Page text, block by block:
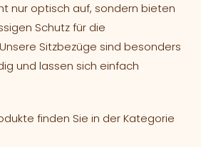
nur optisch auf, sondern bieten
Schutz für die
Sitzbezüge sind besonders
und lassen sich einfach
finden Sie in der Kategorie